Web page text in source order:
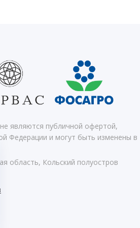
являются публичной офертой,
Федерации и могут быть изменены в
область, Кольский полуостров